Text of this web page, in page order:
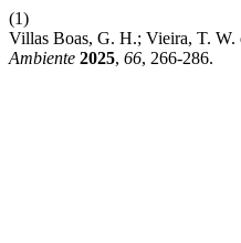
(1)
Villas Boas, G. H.; Vieira, T. W.
Ambiente 2025, 66, 266-286.